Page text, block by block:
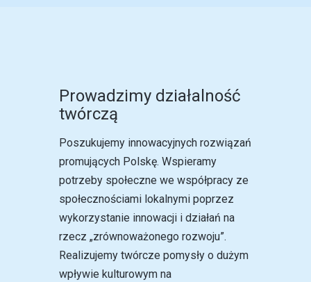
Prowadzimy działalność
twórczą
Poszukujemy innowacyjnych rozwiązań
promujących Polskę. Wspieramy
potrzeby społeczne we współpracy ze
społecznościami lokalnymi poprzez
wykorzystanie innowacji i działań na
rzecz „zrównoważonego rozwoju”.
Realizujemy twórcze pomysły o dużym
wpływie kulturowym na